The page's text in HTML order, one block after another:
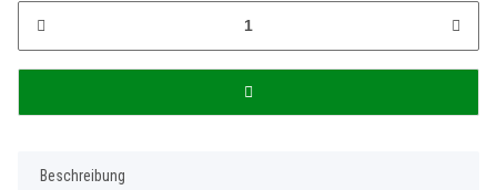
Beschreibung